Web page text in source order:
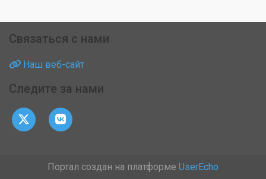
Связаться с нами
Наш веб-сайт
Следите за нами
Портал создан на платформе UserEcho